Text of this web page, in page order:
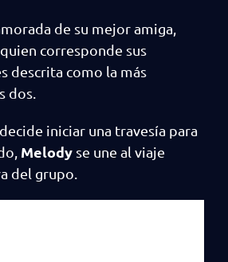
de su mejor amiga,
, quien corresponde sus
descrita como la más
dos.
decide iniciar una travesía para
Melody se une al viaje
del grupo.